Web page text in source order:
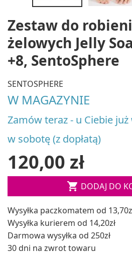
Zestaw do
żelowych Jelly
+8, SentoSphere
SENTOSPHERE
W MAGAZYNIE
Zamów teraz - u Ciebie
w sobotę (z dopłatą)
120,00 zł
 DODAJ DO
Wysyłka paczkomatem od
Wysyłka kurierem od 14,20zł
Darmowa wysyłka od 250zł
30 dni na zwrot towaru